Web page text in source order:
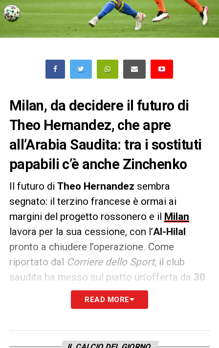
Milan, da decidere il futuro di
Theo Hernandez, che apre
all’Arabia Saudita: tra i sostituti
papabili c’è anche Zinchenko
Il futuro di Theo Hernandez sembra
segnato: il terzino francese è ormai ai
margini del progetto rossonero e il Milan
lavora per la sua cessione, con l’Al-Hilal
pronto a chiudere l’operazione. Come
riportato dal Corriere dello Sport, il club
saudita ha messo sul piatto un’offerta da 30
milioni di euro più bonus, mentre al
giocatore spetterebbe unmaxi ingaggio da
READ MORE